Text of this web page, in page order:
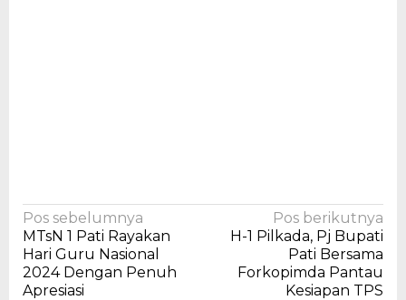
Navigasi
pos
Pos sebelumnya
MTsN 1 Pati Rayakan
Hari Guru Nasional
2024 Dengan Penuh
Apresiasi
Pos berikutnya
H-1 Pilkada, Pj Bupati
Pati Bersama
Forkopimda Pantau
Kesiapan TPS